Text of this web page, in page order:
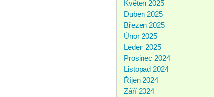
Květen 2025
Duben 2025
Březen 2025
Únor 2025
Leden 2025
Prosinec 2024
Listopad 2024
Říjen 2024
Září 2024